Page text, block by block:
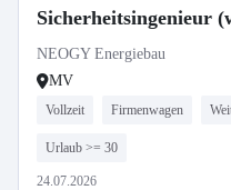
Sicherheitsingenieur
NEOGY Energiebau
MV
Vollzeit Firmenwagen
Urlaub >= 30
24.07.2026